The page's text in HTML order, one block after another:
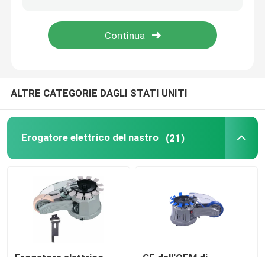
Erogatore elettrico dell'etichetta
concentratore dell'ossigeno 10L
Locale essiccatoio dell'animale domestico
Animale domestico che asciuga scatola
ALTRE CATEGORIE DAGLI STATI UNITI
Erogatore elettrico del nastro (21)